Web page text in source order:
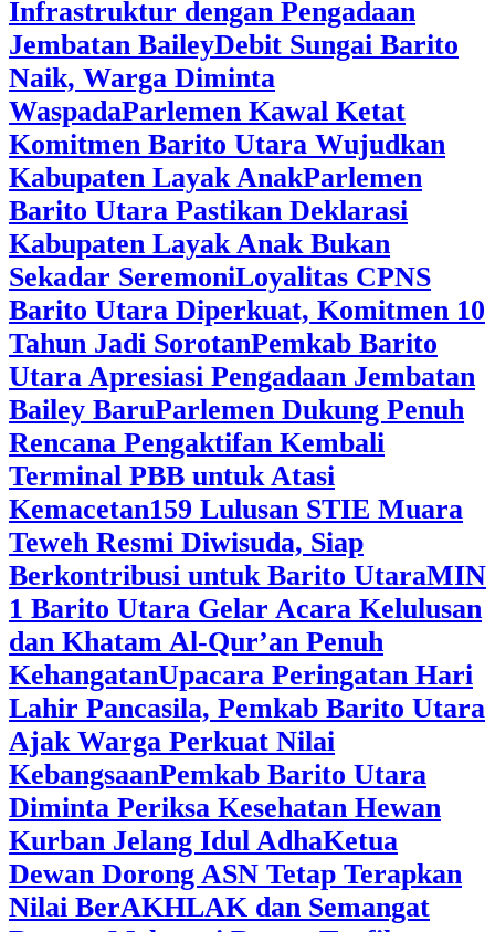
Infrastruktur dengan Pengadaan
Jembatan BaileyDebit Sungai Barito
Naik, Warga Diminta
WaspadaParlemen Kawal Ketat
Komitmen Barito Utara Wujudkan
Kabupaten Layak AnakParlemen
Barito Utara Pastikan Deklarasi
Kabupaten Layak Anak Bukan
Sekadar SeremoniLoyalitas CPNS
Barito Utara Diperkuat, Komitmen 10
Tahun Jadi SorotanPemkab Barito
Utara Apresiasi Pengadaan Jembatan
Bailey BaruParlemen Dukung Penuh
Rencana Pengaktifan Kembali
Terminal PBB untuk Atasi
Kemacetan159 Lulusan STIE Muara
Teweh Resmi Diwisuda, Siap
Berkontribusi untuk Barito UtaraMIN
1 Barito Utara Gelar Acara Kelulusan
dan Khatam Al-Qur’an Penuh
KehangatanUpacara Peringatan Hari
Lahir Pancasila, Pemkab Barito Utara
Ajak Warga Perkuat Nilai
KebangsaanPemkab Barito Utara
Diminta Periksa Kesehatan Hewan
Kurban Jelang Idul AdhaKetua
Dewan Dorong ASN Tetap Terapkan
Nilai BerAKHLAK dan Semangat